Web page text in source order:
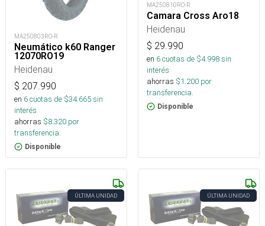
MA250803RO-R
Neumático k60 Ranger
12070RO19
Heidenau
$ 207.990
en 6cuotas de $34.665sin
interés
ahorras $8.320 por
transferencia.
Disponible
MA250810RO-R
Camara Cross Aro18
Heidenau
$ 29.990
en 6cuotas de $4.998sin
interés
ahorras $1.200 por
transferencia.
Disponible
ÚLTIMA UNIDAD ÚLTIMA UNIDAD